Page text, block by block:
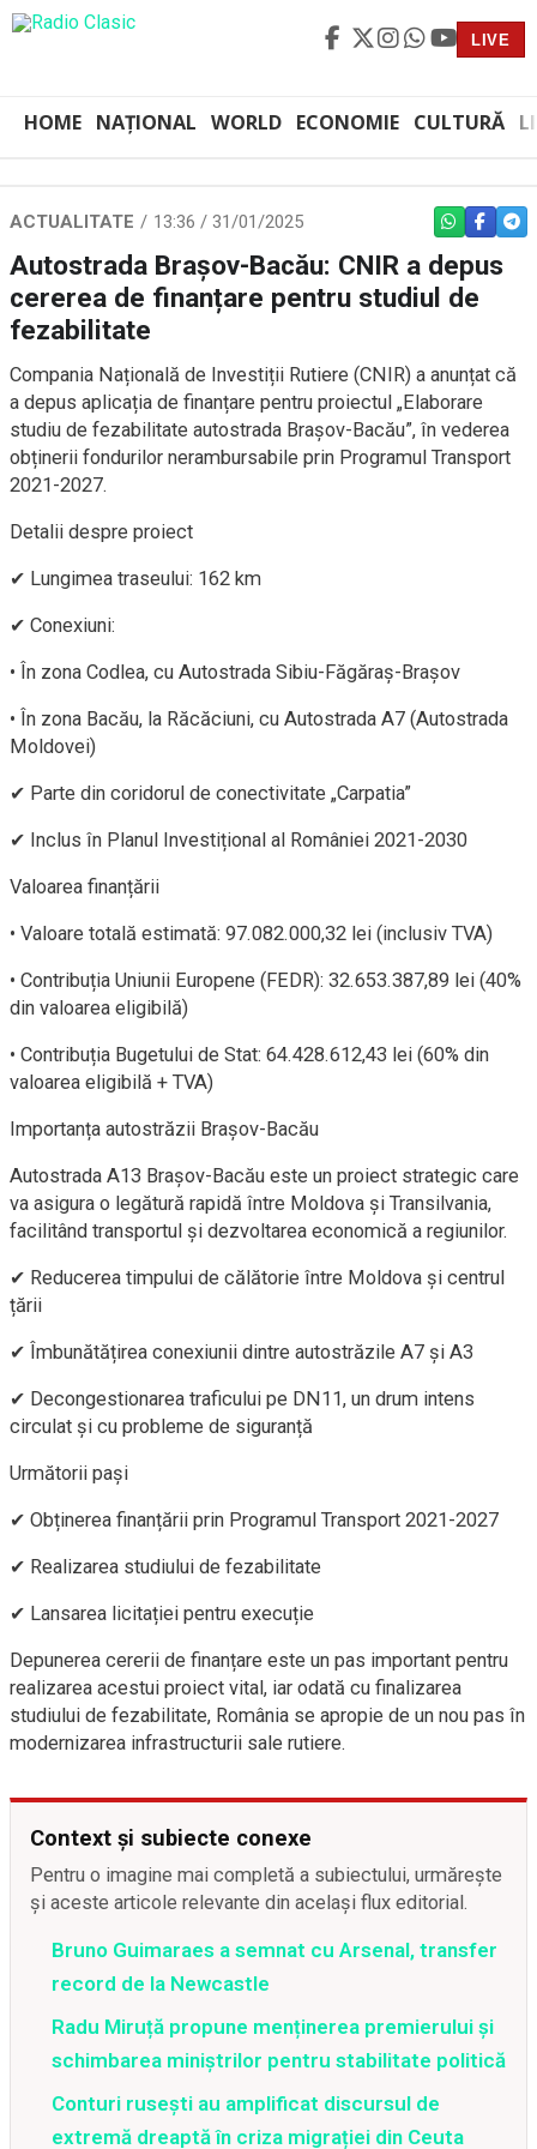
LIVE
HOME NAȚIONAL WORLD ECONOMIE CULTURĂ
ACTUALITATE 13:36 / 31/01/2025 WHATSAPP
Autostrada Brașov-Bacău: CNIR a depus
cererea de finanțare pentru studiul de
fezabilitate
Compania Națională de Investiții Rutiere (CNIR) a anunțat că
a depus aplicația de finanțare pentru proiectul „Elaborare
studiu de fezabilitate autostrada Brașov-Bacău”, în vederea
obținerii fondurilor nerambursabile prin Programul Transport
2021-2027.
Detalii despre proiect
✔ Lungimea traseului: 162 km
✔ Conexiuni:
• În zona Codlea, cu Autostrada Sibiu-Făgăraș-Brașov
• În zona Bacău, la Răcăciuni, cu Autostrada A7 (Autostrada
Moldovei)
✔ Parte din coridorul de conectivitate „Carpatia”
✔ Inclus în Planul Investițional al României 2021-2030
Valoarea finanțării
• Valoare totală estimată: 97.082.000,32 lei (inclusiv TVA)
• Contribuția Uniunii Europene (FEDR): 32.653.387,89 lei (40%
din valoarea eligibilă)
• Contribuția Bugetului de Stat: 64.428.612,43 lei (60% din
valoarea eligibilă + TVA)
Importanța autostrăzii Brașov-Bacău
Autostrada A13 Brașov-Bacău este un proiect strategic care
va asigura o legătură rapidă între Moldova și Transilvania,
facilitând transportul și dezvoltarea economică a regiunilor.
✔ Reducerea timpului de călătorie între Moldova și centrul
țării
✔ Îmbunătățirea conexiunii dintre autostrăzile A7 și A3
✔ Decongestionarea traficului pe DN11, un drum intens
circulat și cu probleme de siguranță
Următorii pași
✔ Obținerea finanțării prin Programul Transport 2021-2027
✔ Realizarea studiului de fezabilitate
✔ Lansarea licitației pentru execuție
Depunerea cererii de finanțare este un pas important pentru
realizarea acestui proiect vital, iar odată cu finalizarea
studiului de fezabilitate, România se apropie de un nou pas în
modernizarea infrastructurii sale rutiere.
Context și subiecte conexe
Pentru o imagine mai completă a subiectului, urmărește
și aceste articole relevante din același flux editorial.
Bruno Guimaraes a semnat cu Arsenal, transfer
record de la Newcastle
Radu Miruță propune menținerea premierului și
schimbarea miniștrilor pentru stabilitate politică
Conturi rusești au amplificat discursul de
extremă dreaptă în criza migrației din Ceuta